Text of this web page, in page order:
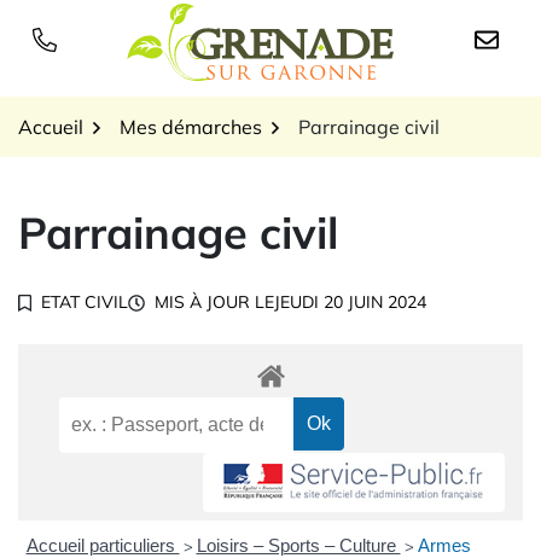
Logo Grenade sur
Accueil Mes démarches Parrainage civil
Parrainage civil
ETAT CIVIL MIS À JOUR LEJEUDI 20 JUIN 2024
Accueil particuliers > Loisirs – Sports – Culture > Armes